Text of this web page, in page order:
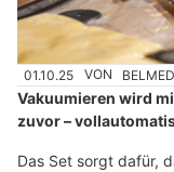
01.10.25 VON
Vakuumieren wird
zuvor –
Das Set sorgt dafür,